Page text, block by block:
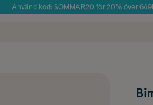
Använd kod: SOMMAR20 för 20% över